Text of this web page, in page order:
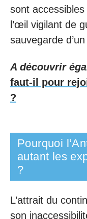
sont
l’œil vigilant de
sauvegarde
A découvrir
faut-il pour
?
Pourquoi
autant les
?
L’attrait du
son